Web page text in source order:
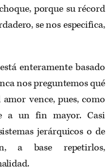
porque su récord
se nos especifica,
enteramente basado
nos preguntemos qué
amor vence, pues, como
a un fin mayor. Casi
jerárquicos o de
a base repetirlos,